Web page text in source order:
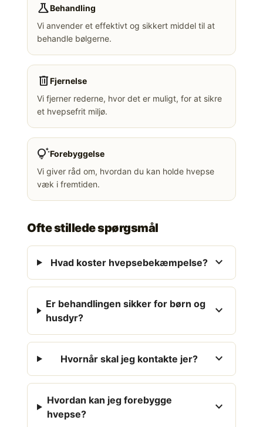
scienceBehandling
Vi anvender et effektivt og sikkert middel til at
behandle bølgerne.
deleteFjernelse
Vi fjerner rederne, hvor det er muligt, for at sikre
et hvepsefrit miljø.
tips_and_updatesForebyggelse
Vi giver råd om, hvordan du kan holde hvepse
væk i fremtiden.
Ofte stillede spørgsmål
Hvad koster hvepsebekæmpelse? expand_more
Er behandlingen sikker for børn og
husdyr?
expand_more
Hvornår skal jeg kontakte jer? expand_more
Hvordan kan jeg forebygge
hvepse?
expand_more